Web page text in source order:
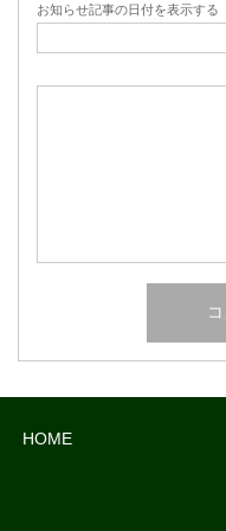
お知らせ記事の日付を表示する
HOME